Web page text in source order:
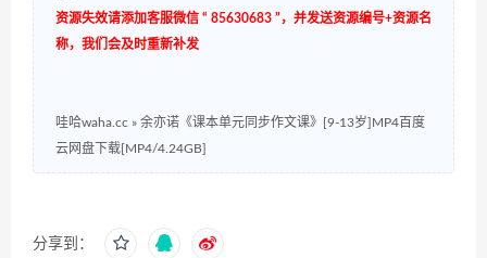
资源失效请添加客服微信 “ 85630683 ”，并发送资源编号+资源名
称，我们会及时重新补发
哇哈waha.cc » 余亦诺《课本单元同步作文课》[9-13岁]MP4百度
云网盘下载[MP4/4.24GB]
分享到：